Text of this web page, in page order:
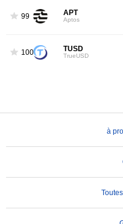
99 APT
Aptos
100 TUSD
TrueUSD
à